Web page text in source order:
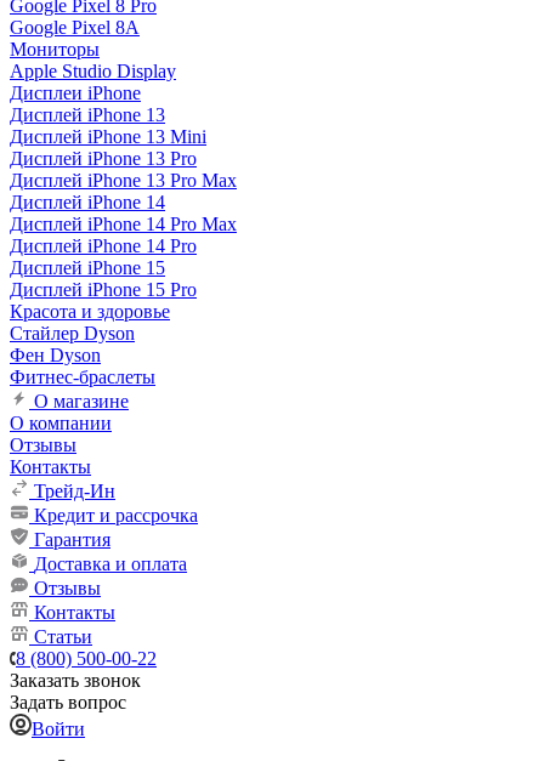
Google Pixel 8 Pro
Google Pixel 8A
Мониторы
Apple Studio Display
Дисплеи iPhone
Дисплей iPhone 13
Дисплей iPhone 13 Mini
Дисплей iPhone 13 Pro
Дисплей iPhone 13 Pro Max
Дисплей iPhone 14
Дисплей iPhone 14 Pro Max
Дисплей iPhone 14 Pro
Дисплей iPhone 15
Дисплей iPhone 15 Pro
Красота и здоровье
Стайлер Dyson
Фен Dyson
Фитнес-браслеты
О магазине
О компании
Отзывы
Контакты
Трейд-Ин
Кредит и рассрочка
Гарантия
Доставка и оплата
Отзывы
Контакты
Статьи
8 (800) 500-00-22
Заказать звонок
Задать вопрос
Войти